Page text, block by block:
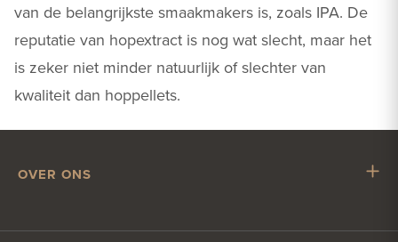
van de belangrijkste smaakmakers is, zoals IPA. De
reputatie van hopextract is nog wat slecht, maar het
is zeker niet minder natuurlijk of slechter van
kwaliteit dan hoppellets.
OVER ONS